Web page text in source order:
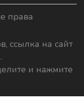
права
ссылка на сайт
и нажмите